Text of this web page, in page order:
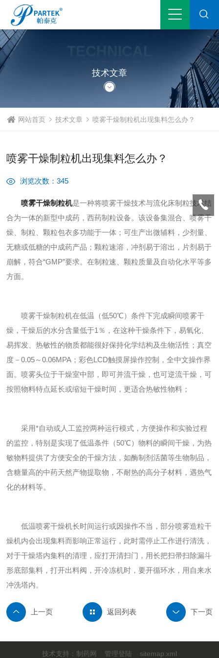
ARTICLE
技术文章
网站首页 技术文章 喷雾干燥制粒机出现集料怎么办？
喷雾干燥制粒机出现集料怎么办？
浏览次数：345
喷雾干燥制粒机是一种将喷雾干燥技术与流化床制粒技术结
合为一体的新型中成药，西药制粒设备。该设备集混合、喷雾干
燥、制粒、颗粒包衣多功能于一体；可生产出微辅料，少剂量、
无糖或低糖的中成药产品；颗粒速溶，冲剂易于溶出，片剂易于
崩解，符合“GMP”要求。在制粒速、颗粒质量及自动化水平等多
方面。
喷雾干燥制粒机在低温（低50℃）条件下完成瞬间喷雾干
燥，干燥后的水分含量低于1％，在这种干燥条件下，易氧化、
易挥发、热敏性的物质都能很好保持化学结构及生物活性；真空
度－0.05～0.06MPA；彩色LCD触摸屏操作控制，全中文操作界
面。喷雾头位于干燥室中部，即可并流干燥，也可逆流干燥，可
按照物料特点延长或缩短干燥时间，更适合热敏性物料；
采用*自动或人工监控两种运行模式，方便操作和实验过程
的监控，特别是实现了低温条件（50℃）物料的瞬间干燥，为热
敏物料提供了方便安全的干燥方法，如酶制剂活菌等生物制品，
含糖量高的中药天然产物提取物，不耐热的高分子材料，遇热气
化的材料等。
低温喷雾干燥机长时间运行或因操作不当，部分喷雾造粒干
燥机内会出现集料而影响正常运行，此时需停止工作进行清洗，
对于干燥塔内集料的清理，应打开清扫门，用长把扫帚扫除漏斗
形底部集料，打开出料阀，开冷冻机时，要开循环水，用自来水
冲洗塔内。
返回列表
技术支持： 制药网 管理登陆 sitemap.xml